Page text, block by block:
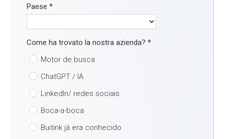
Paese*
Come ha trovato la nostra azienda?*
Motor de busca
ChatGPT / IA
LinkedIn/ redes sociais
Boca-a-boca
Buitink já era conhecido